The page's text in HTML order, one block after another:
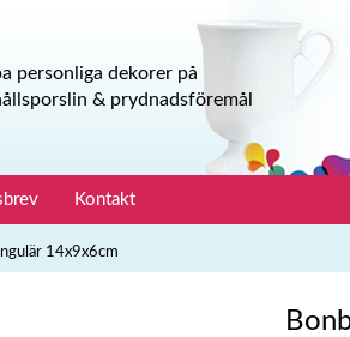
personliga dekorer på
& prydnadsföremål
Kontakt
14x9x6cm